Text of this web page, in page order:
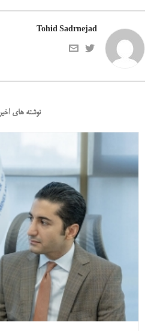
Tohid Sadrnejad
نوشته های اخیر